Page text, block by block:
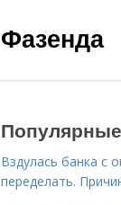
Фазенда
Вздулась банка с
переделать.